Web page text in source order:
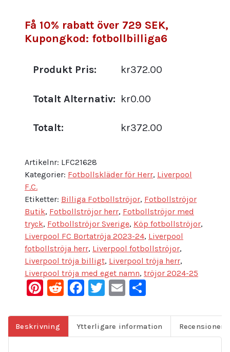
Få 10% rabatt över 729 SEK,
Kupongkod: fotbollbilliga6
Produkt Pris: kr372.00
Totalt Alternativ: kr0.00
Totalt: kr372.00
Artikelnr: LFC21628
Kategorier: Fotbollskläder för Herr, Liverpool
F.C.
Etiketter: Billiga Fotbollströjor, Fotbollströjor
Butik, Fotbollströjor herr, Fotbollströjor med
tryck, Fotbollströjor Sverige, Köp fotbollströjor,
Liverpool FC Bortatröja 2023-24, Liverpool
fotbollströja herr, Liverpool fotbollströjor,
Liverpool tröja billigt, Liverpool tröja herr,
Liverpool tröja med eget namn, tröjor 2024-25
Pinterest
Reddit
Facebook
Twitter
Email
Beskrivning Ytterligare information Recensioner